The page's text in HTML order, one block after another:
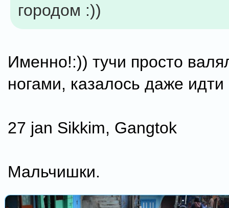
городом :))
Именно!:)) тучи просто
ногами, казалось даже идти
27 jan Sikkim, Gangtok
Мальчишки.